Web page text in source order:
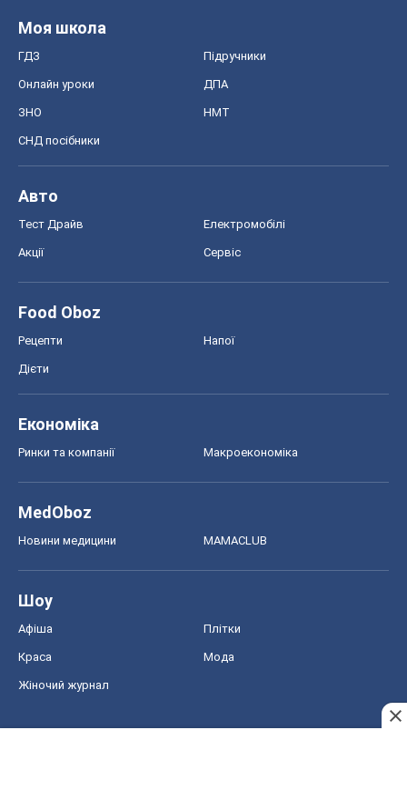
Моя школа
ГДЗ Підручники
Онлайн уроки ДПА
ЗНО НМТ
СНД посібники
Авто
Тест Драйв Електромобілі
Акції Сервіс
Food Oboz
Рецепти Напої
Дієти
Економіка
Ринки та компанії Макроекономіка
MedOboz
Новини медицини MAMACLUB
Шоу
Афіша Плітки
Краса Мода
Жіночий журнал